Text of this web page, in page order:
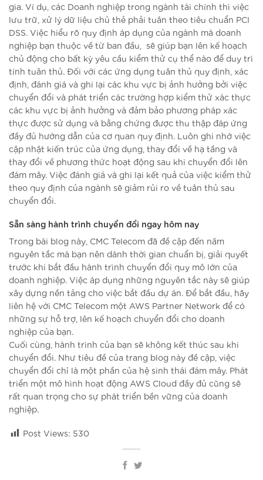
gia. Ví dụ, các Doanh nghiệp trong ngành tài chính thì việc
lưu trữ, xử lý dữ liệu chủ thẻ phải tuân theo tiêu chuẩn PCI
DSS. Việc hiểu rõ quy định áp dụng của ngành mà doanh
nghiệp bạn thuộc về từ ban đầu, sẽ giúp bạn lên kế hoạch
chủ động cho bất kỳ yêu cầu kiểm thử cụ thể nào để duy trì
tính tuân thủ. Đối với các ứng dụng tuân thủ quy định, xác
định, đánh giá và ghi lại các khu vực bị ảnh hưởng bởi việc
chuyển đổi và phát triển các trường hợp kiểm thử xác thực
các khu vực bị ảnh hưởng và đảm bảo phương pháp xác
thực được sử dụng và bằng chứng được thu thập đáp ứng
đầy đủ hướng dẫn của cơ quan quy định. Luôn ghi nhớ việc
cập nhật kiến trúc của ứng dụng, thay đổi về hạ tầng và
thay đổi về phương thức hoạt động sau khi chuyển đổi lên
đám mây. Việc đánh giá và ghi lại kết quả của việc kiểm thử
theo quy định của ngành sẽ giảm rủi ro về tuân thủ sau
chuyển đổi.
Sẵn sàng hành trình chuyển đổi ngay hôm nay
Trong bài blog này, CMC Telecom đã đề cập đến năm
nguyên tắc mà bạn nên dành thời gian chuẩn bị, giải quyết
trước khi bắt đầu hành trình chuyển đổi quy mô lớn của
doanh nghiệp. Việc áp dụng những nguyên tắc này sẽ giúp
xây dựng nền tảng cho việc bắt đầu dự án. Để bắt đầu, hãy
liên hệ với CMC Telecom một AWS Partner Network để có
những sự hỗ trợ, lên kế hoạch chuyển đổi cho doanh
nghiệp của bạn.
Cuối cùng, hành trình của bạn sẽ không kết thúc sau khi
chuyển đổi. Như tiêu đề của trang blog này đề cập, việc
chuyển đổi chỉ là một phần của hệ sinh thái đám mây. Phát
triển một mô hình hoạt động AWS Cloud đầy đủ cũng sẽ
rất quan trọng cho sự phát triển bền vững của doanh
nghiệp.
Post Views: 530